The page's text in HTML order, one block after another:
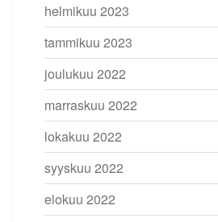
helmikuu 2023
tammikuu 2023
joulukuu 2022
marraskuu 2022
lokakuu 2022
syyskuu 2022
elokuu 2022